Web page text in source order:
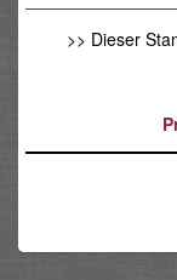
>> Dieser